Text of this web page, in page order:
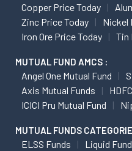
Copper Price Today
Zinc Price Today
Nickel
Iron Ore Price Today
Tin
MUTUAL FUND AMCS :
Angel One Mutual Fund
Axis Mutual Funds
ICICI Pru Mutual Fund
MUTUAL FUNDS
ELSS Funds Liquid